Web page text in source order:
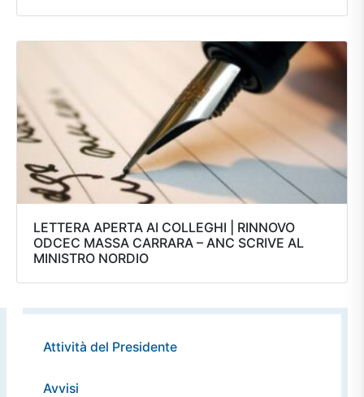
LETTERA APERTA AI COLLEGHI | RINNOVO
ODCEC MASSA CARRARA – ANC SCRIVE AL
MINISTRO NORDIO
Attività del Presidente
Avvisi